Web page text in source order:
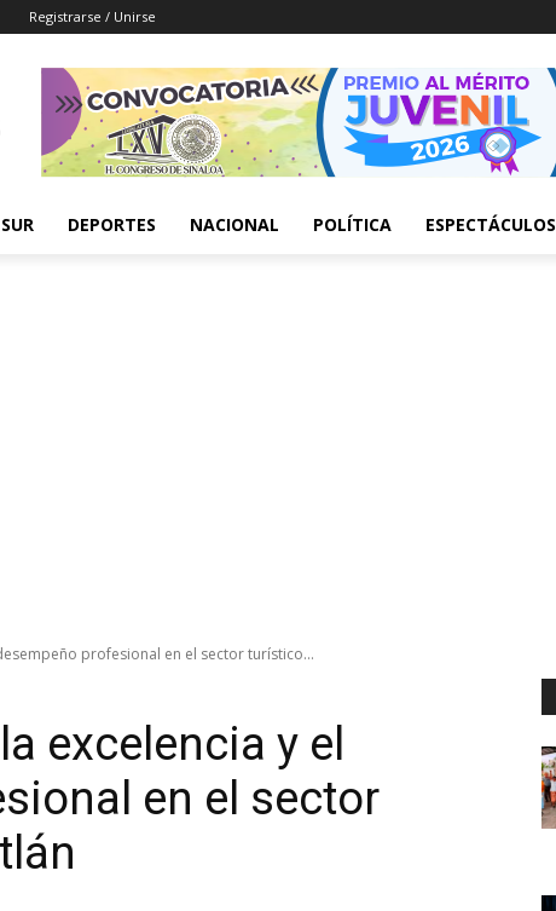
Registrarse / Unirse
DEPORTES NACIONAL POLÍTICA ESPECTÁCULOS
profesional en el sector turístico...
excelencia y el
en el sector